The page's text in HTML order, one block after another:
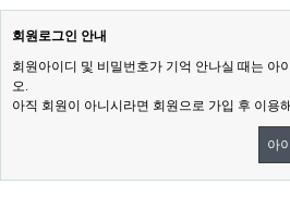
회원로그인 안내
회원아이디 및 비밀번호가 기억 안나실 때는 아
오.
아직 회원이 아니시라면 회원으로 가입 후 이용
아